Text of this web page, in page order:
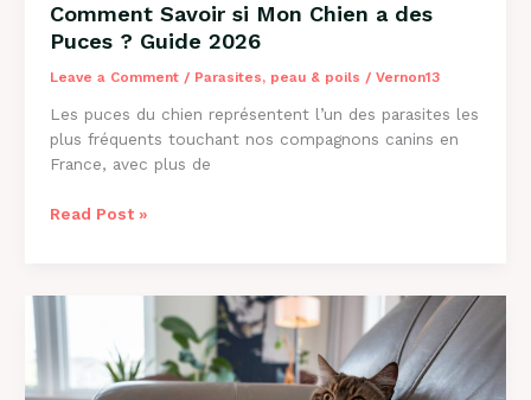
Comment Savoir si Mon Chien a des
Puces ? Guide 2026
Leave a Comment / Parasites, peau & poils / Vernon13
Les puces du chien représentent l’un des parasites les
plus fréquents touchant nos compagnons canins en
France, avec plus de
Comment
Puces
Read Post »